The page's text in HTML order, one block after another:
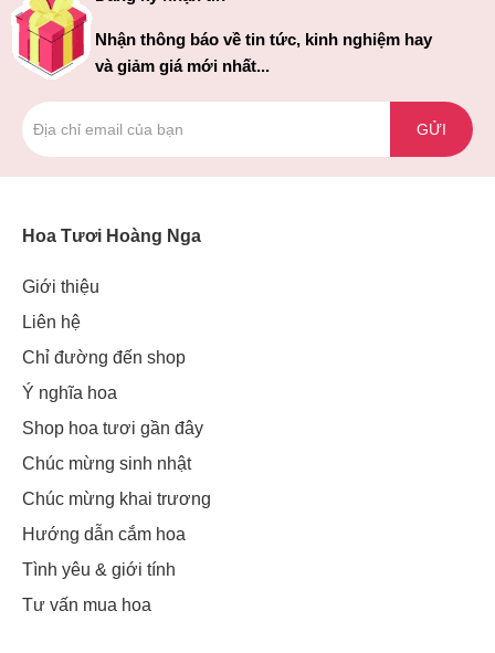
Nhận thông báo về tin tức, kinh nghiệm hay
và giảm giá mới nhất...
GỬI
Hoa Tươi Hoàng Nga
Giới thiệu
Liên hệ
Chỉ đường đến shop
Ý nghĩa hoa
Shop hoa tươi gần đây
Chúc mừng sinh nhật
Chúc mừng khai trương
Hướng dẫn cắm hoa
Tình yêu & giới tính
Tư vấn mua hoa